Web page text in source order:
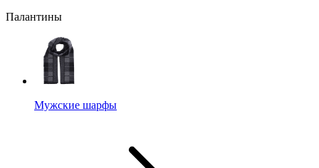
Палантины
Мужские шарфы